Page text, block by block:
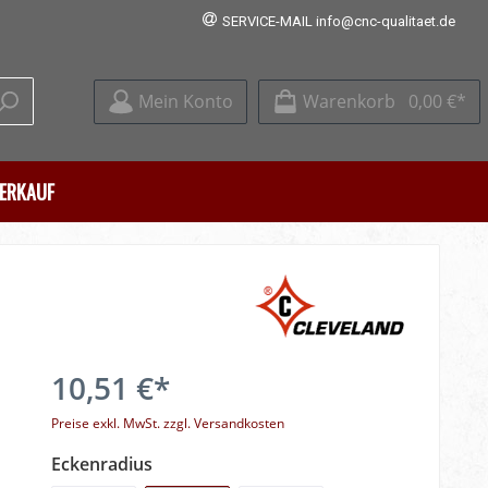
SERVICE-MAIL info@cnc-qualitaet.de
Mein Konto Warenkorb 0,00 €*
Winkel - Lineale
Stative - Messtische
WSP- T- Nutenfräser
SK- Aufnahmen
Gewindeformer
10,51 €*
Preise exkl. MwSt. zzgl. Versandkosten
Eckenradius